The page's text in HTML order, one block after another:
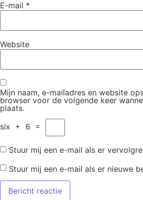
E-mail *
Website
Mijn naam, e-mailadres en website
browser voor de volgende keer
plaats.
six + 6 =
Stuur mij een e-mail als er
Stuur mij een e-mail als er nieuwe